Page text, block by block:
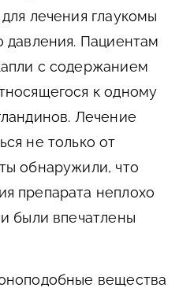
лечения глаукомы
давления. Пациентам
с содержанием
к одному
Лечение
не только от
обнаружили, что
препарата неплохо
были впечатлены
вещества